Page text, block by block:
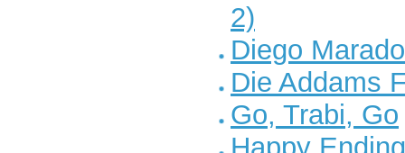
2)
Diego
Die Addams
Go, Trabi, Go